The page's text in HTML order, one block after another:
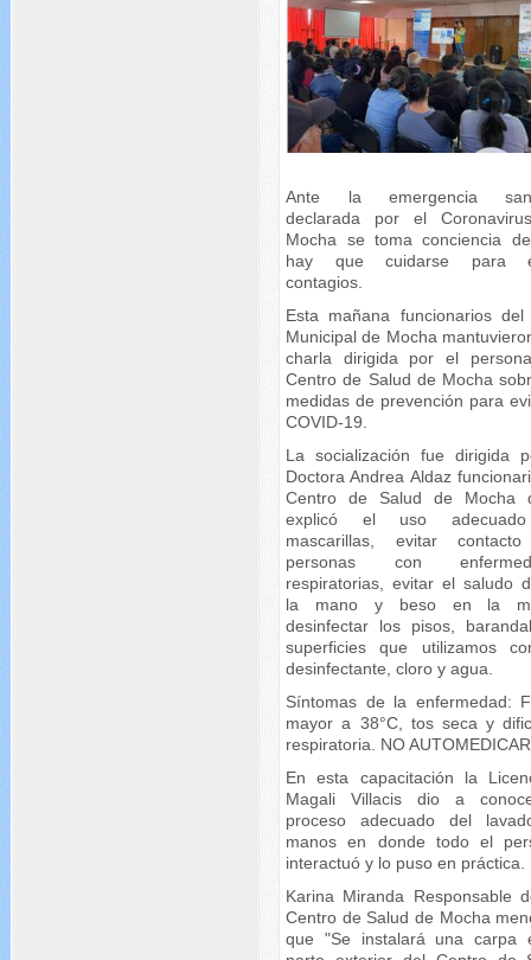
Ante la emergencia
declarada por el
Mocha se toma conciencia
hay que cuidarse para
contagios.
Esta mañana funcionarios del
Municipal de Mocha
charla dirigida por el
Centro de Salud de Mocha
medidas de prevención para
COVID-19.
La socialización fue dirigida
Doctora Andrea Aldaz
Centro de Salud de Mocha
explicó el uso
mascarillas, evitar
personas con
respiratorias, evitar el saludo
la mano y beso en la
desinfectar los pisos,
superficies que utilizamos
desinfectante, cloro y agua.
Síntomas de la enfermedad:
mayor a 38°C, tos seca y
respiratoria. NO
En esta capacitación la
Magali Villacis dio a
proceso adecuado del
manos en donde todo el
interactuó y lo puso en práctica.
Karina Miranda Responsable
Centro de Salud de Mocha
que "Se instalará una carpa